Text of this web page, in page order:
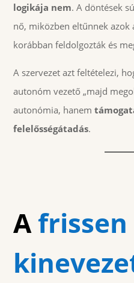
logikája nem. A döntések
nő, miközben eltűnnek azok
korábban feldolgozták és
A szervezet azt feltételezi,
autonóm vezető „majd
autonómia, hanem
felelősségátadás.
Afrissen